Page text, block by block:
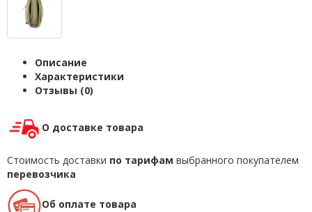
Описание
Характеристики
Отзывы (0)
О доставке товара
Стоимость доставки по тарифам выбранного покупателем
перевозчика
Об оплате товара